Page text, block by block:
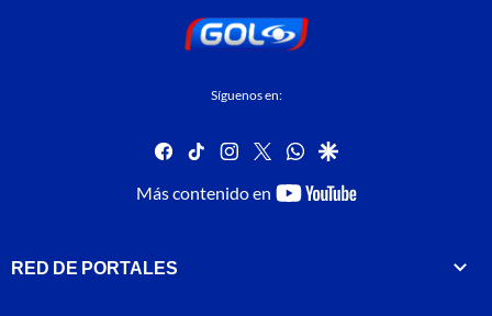
Síguenos en:
facebook
tiktok instagram
twitterwhatsapp
google
Más contenido en
youtube-
RED DE PORTALES